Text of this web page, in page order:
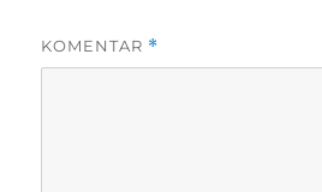
KOMENTAR *